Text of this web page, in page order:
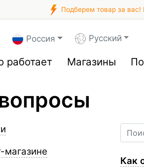
Подберем товар за
Россия Русский
работает Магазины
магазине
Как